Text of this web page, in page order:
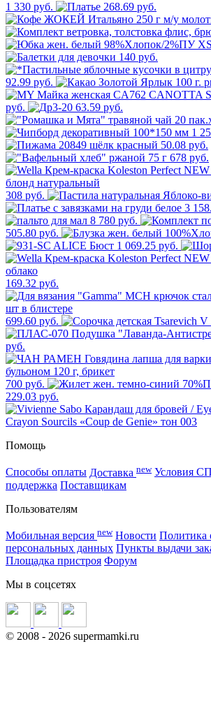
1 330 руб.
268.69 руб.
140 руб.
92.99 руб.
руб.
63.59 руб.
1
50.08 руб.
678 руб.
308 руб.
3
8 780 руб.
505.80 руб.
1 069.25 руб.
169.32 руб.
699.60 руб.
руб.
700 руб.
229.03 руб.
Помощь
Способы оплаты Доставка new Условия СП
поддержка Поставщикам
Пользователям
Мобильная версия new Новости Политика
персональных данных Пункты выдачи
Площадка пристроя Форум
Мы в соцсетях
© 2008 - 2026 supermamki.ru